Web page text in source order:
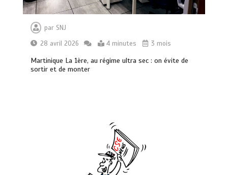
par SNJ
28 avril 2026
4 minutes 3 mois
Martinique La 1ère, au régime ultra sec : on évite de
sortir et de monter